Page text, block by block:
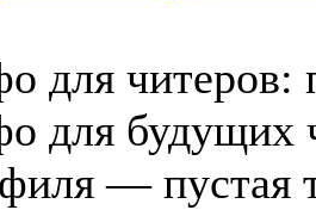
для читеров:
для будущих
— пустая